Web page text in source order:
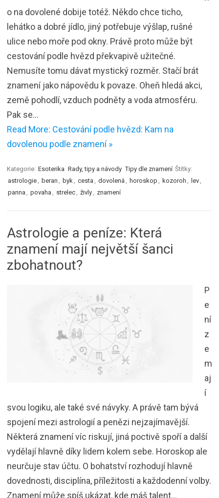
o na dovolené dobije totéž. Někdo chce ticho,
lehátko a dobré jídlo, jiný potřebuje výšlap, rušné
ulice nebo moře pod okny. Právě proto může být
cestování podle hvězd překvapivě užitečné.
Nemusíte tomu dávat mystický rozměr. Stačí brát
znamení jako nápovědu k povaze. Oheň hledá akci,
země pohodlí, vzduch podněty a voda atmosféru.
Pak se…
Read More: Cestování podle hvězd: Kam na
dovolenou podle znamení »
Kategorie: Esoterika Rady, tipy a návody Tipy dle znamení Štítky:
astrologie
beran byk cesta dovolená horoskop kozoroh lev
panna
povaha strelec živly znamení
Astrologie a peníze: Která
znamení mají největší šanci
zbohatnout?
P
e
ní
z
e
m
aj
í
svou logiku, ale také své návyky. A právě tam bývá
spojení mezi astrologií a penězi nejzajímavější.
Některá znamení víc riskují, jiná poctivě spoří a další
vydělají hlavně díky lidem kolem sebe. Horoskop ale
neurčuje stav účtu. O bohatství rozhodují hlavně
dovednosti, disciplína, příležitosti a každodenní volby.
Znamení může spíš ukázat, kde máš talent…